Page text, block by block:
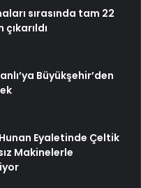
sırasında tam 22
Büyükşehir’den
Eyaletinde Çeltik
Makinelerle